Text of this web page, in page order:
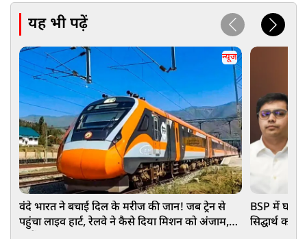
यह भी पढ़ें
न्यूज
वंदे भारत ने बचाई दिल के मरीज की जान! जब ट्रेन से
पहुंचा लाइव हार्ट, रेलवे ने कैसे दिया मिशन को अंजाम,
BSP में
सिद्घार्थ को